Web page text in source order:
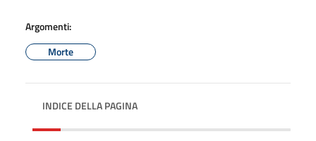
Argomenti:
Morte
INDICE DELLA PAGINA